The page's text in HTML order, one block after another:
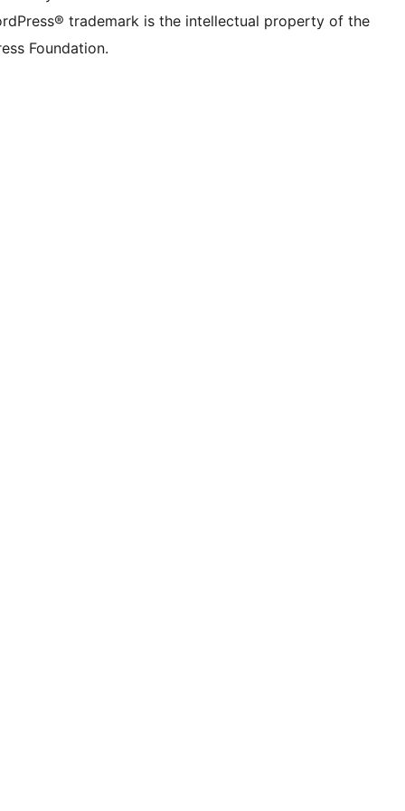
trademark is the intellectual property of the
Foundation.